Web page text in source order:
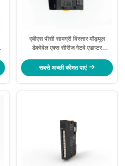
एबीएस पीसी सामग्री विस्तार मॉड्यूल
डेकोवेल एक्स सीरीज गेटवे एडाप्टर
सबसे अच्छी कीमत पाएं